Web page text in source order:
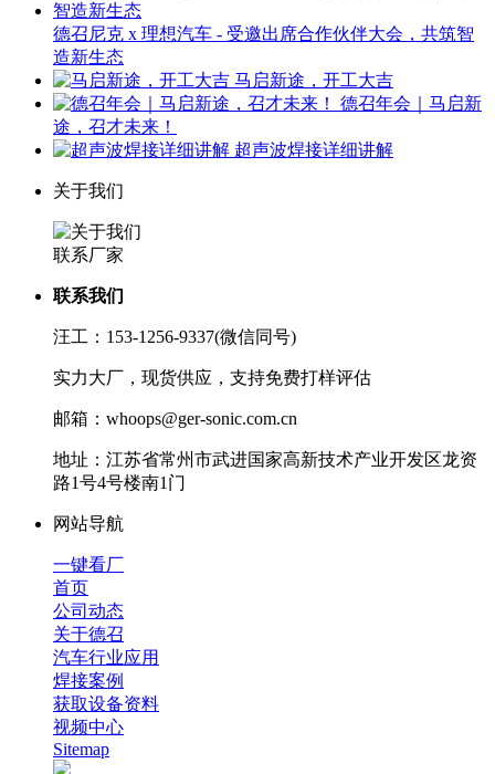
德召尼克 x 理想汽车 - 受邀出席合作伙伴大会，共筑智
造新生态
马启新途，开工大吉
德召年会｜马启新
途，召才未来！
超声波焊接详细讲解
关于我们
联系厂家
联系我们
汪工：153-1256-9337(微信同号)
实力大厂，现货供应，支持免费打样评估
邮箱：whoops@ger-sonic.com.cn
地址：江苏省常州市武进国家高新技术产业开发区龙资
路1号4号楼南1门
网站导航
一键看厂
首页
公司动态
关于德召
汽车行业应用
焊接案例
获取设备资料
视频中心
Sitemap